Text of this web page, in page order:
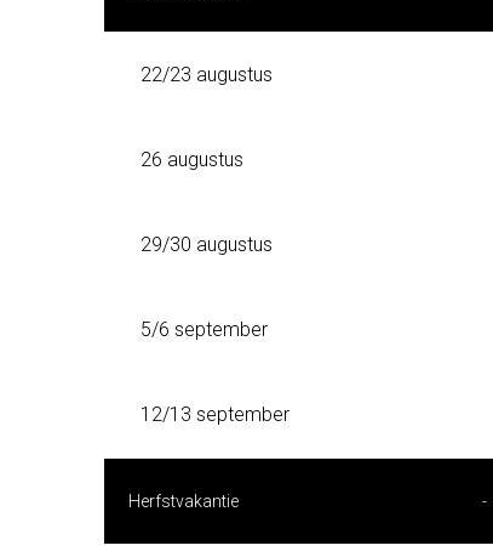
22/23 augustus
26 augustus
29/30 augustus
5/6 september
12/13 september
Herfstvakantie -